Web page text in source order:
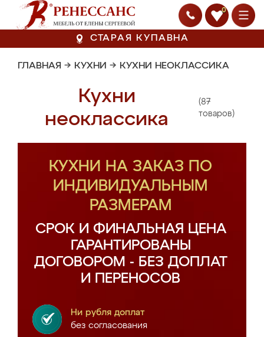
0
СТАРАЯ КУПАВНА
ГЛАВНАЯ → КУХНИ → КУХНИ НЕОКЛАССИКА
Кухни
неоклассика
(87
товаров)
КУХНИ НА ЗАКАЗ ПО
ИНДИВИДУАЛЬНЫМ
РАЗМЕРАМ
СРОК И ФИНАЛЬНАЯ ЦЕНА
ГАРАНТИРОВАНЫ
ДОГОВОРОМ - БЕЗ ДОПЛАТ
И ПЕРЕНОСОВ
Ни рубля доплат
без согласования